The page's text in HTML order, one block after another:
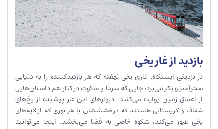
بازدید از غار یخی
در نزدیکی ایستگاه، غاری یخی نهفته که هر بازدیدکننده را به دنیایی
سحرآمیز و بکر می‌برد؛ جایی که سرما و سکوت در کنار هم داستان‌هایی
از اعماق زمین روایت می‌کنند. دیوارهای این غار پوشیده از یخ‌های
شفاف و کریستالی هستند که درخشششان با هر نوری که از لایه‌های
یخی عبور می‌کند، شکوه خاصی به فضا می‌بخشد. اینجا می‌توانید